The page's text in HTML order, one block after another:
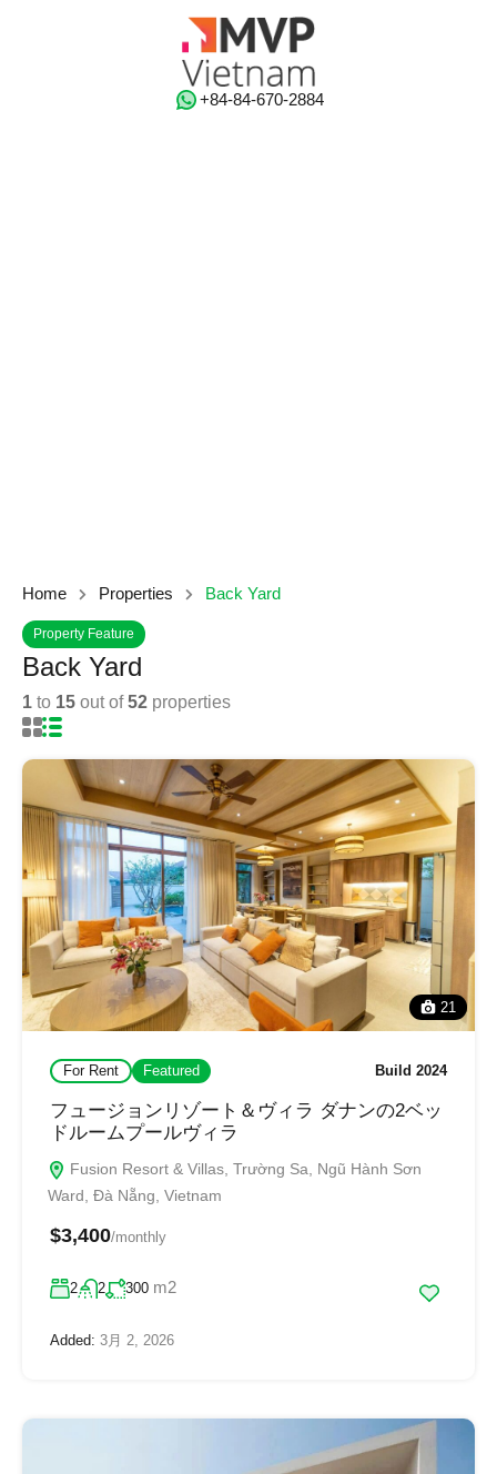
‭+84-84-670-2884‬
Home Properties Back Yard
Property Feature
Back Yard
1 to 15 out of52 properties
21
For Rent Featured Build 2024
フュージョンリゾート＆ヴィラ ダナンの2ベッ
ドルームプールヴィラ
Fusion Resort & Villas, Trường Sa, Ngũ Hành Sơn
Ward, Đà Nẵng, Vietnam
$3,400/monthly
2 2 300 m2
Added: 3月 2, 2026